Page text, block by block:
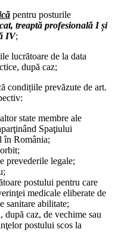
pentru posturile
treaptă profesională I și
IV;
lucrătoare de la data
după caz;
condițiile prevăzute de art.
state membre ale
Spaţiului
în România;
prevederile legale;
postului pentru care
medicale eliberate de
sanitare abilitate;
caz, de vechime sau
postului scos la